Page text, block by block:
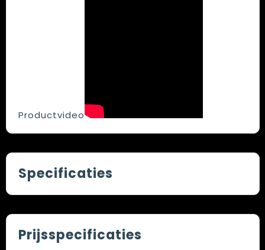
Productvideo
Specificaties
Prijsspecificaties